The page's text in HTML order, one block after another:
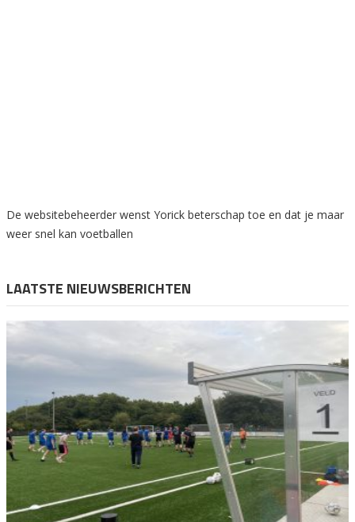
De websitebeheerder wenst Yorick beterschap toe en dat je maar
weer snel kan voetballen
LAATSTE NIEUWSBERICHTEN